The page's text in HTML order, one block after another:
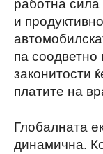
и
па соодветно
законитости
платите на
Глобалната
динамична.